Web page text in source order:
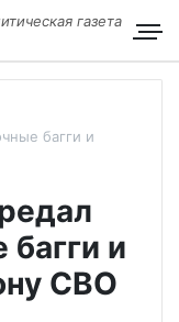
газета
багги и
и
СВО